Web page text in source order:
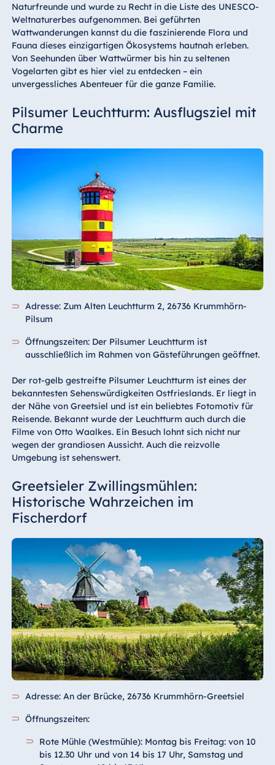
Naturfreunde und wurde zu Recht in die Liste des UNESCO-
Weltnaturerbes aufgenommen. Bei geführten
Wattwanderungen kannst du die faszinierende Flora und
Fauna dieses einzigartigen Ökosystems hautnah erleben.
Von Seehunden über Wattwürmer bis hin zu seltenen
Vogelarten gibt es hier viel zu entdecken – ein
unvergessliches Abenteuer für die ganze Familie.
Pilsumer Leuchtturm: Ausflugsziel mit
Charme
Adresse: Zum Alten Leuchtturm 2, 26736 Krummhörn-
Pilsum
Öffnungszeiten: Der Pilsumer Leuchtturm ist
ausschließlich im Rahmen von Gästeführungen geöffnet.
Der rot-gelb gestreifte Pilsumer Leuchtturm ist eines der
bekanntesten Sehenswürdigkeiten Ostfrieslands. Er liegt in
der Nähe von Greetsiel und ist ein beliebtes Fotomotiv für
Reisende. Bekannt wurde der Leuchtturm auch durch die
Filme von Otto Waalkes. Ein Besuch lohnt sich nicht nur
wegen der grandiosen Aussicht. Auch die reizvolle
Umgebung ist sehenswert.
Greetsieler Zwillingsmühlen:
Historische Wahrzeichen im
Fischerdorf
Adresse: An der Brücke, 26736 Krummhörn-Greetsiel
Öffnungszeiten:
Rote Mühle (Westmühle): Montag bis Freitag: von 10
bis 12.30 Uhr und von 14 bis 17 Uhr, Samstag und